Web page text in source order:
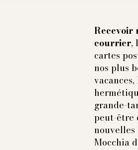
100% soie naturelle imprimée et
Recevoir
courrier,
cartes
nos plus
grande-
peut-être
Mocchia